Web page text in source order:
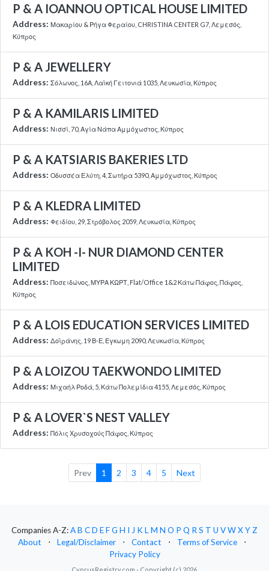
P & A IOANNOU OPTICAL HOUSE LIMITED
Address: Μακαρίου & Ρήγα Φεραίου, CHRISTINA CENTER G7, Λεμεσός,
Κύπρος
P & A JEWELLERY
Address: Σόλωνος, 16Α, Λαϊκή Γειτονιά 1035, Λευκωσία, Κύπρος
P & A KAMILARIS LIMITED
Address: Νισσί, 70, Αγία Νάπα Αμμόχωστος, Κύπρος
P & A KATSIARIS BAKERIES LTD
Address: Οδυσσέα Ελύτη, 4, Σωτήρα 5390, Αμμόχωστος, Κύπρος
P & A KLEDRA LIMITED
Address: Φειδίου, 29, Στρόβολος 2059, Λευκωσία, Κύπρος
P & A KOH -I- NUR DIAMOND CENTER
LIMITED
Address: Ποσειδώνος, ΜΥΡΑ ΚΩΡΤ, Flat/Office 1&2 Κάτω Πάφος, Πάφος,
Κύπρος
P & A LOIS EDUCATION SERVICES LIMITED
Address: Δοϊράνης, 19 Β-Ε, Εγκωμη 2090, Λευκωσία, Κύπρος
P & A LOIZOU TAEKWONDO LIMITED
Address: Μιχαήλ Ροδά, 5, Κάτω Πολεμίδια 4155, Λεμεσός, Κύπρος
P & A LOVER`S NEST VALLEY
Address: Πόλις Χρυσοχούς Πάφος, Κύπρος
Prev 1 2 3 4 5 Next
Companies A-Z:AB CD EFG H I J KLM N O P Q RS T U VWXYZ
About
⋅ Legal/Disclaimer ⋅ Contact ⋅ Terms of Service
⋅
Privacy Policy